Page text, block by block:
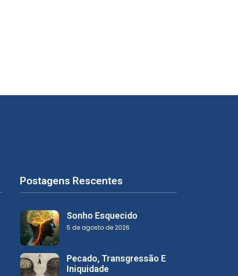
Postagens Rescentes
Sonho Esquecido
5 de agosto de 2026
Pecado, Transgressão E
Iniquidade